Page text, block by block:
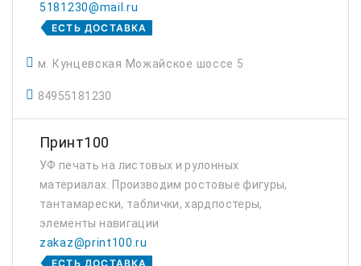
5181230@mail.ru
ЕСТЬ ДОСТАВКА
м. Кунцевская Можайское шоссе 5
84955181230
Принт100
УФ печать на листовых и рулонных
материалах. Производим ростовые фигуры,
тантамарески, таблички, хардпостеры,
элементы навигации
zakaz@print100.ru
ЕСТЬ ДОСТАВКА